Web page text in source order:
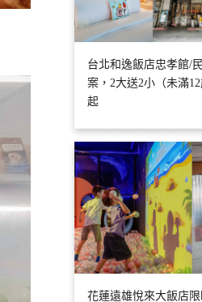
台北和逸飯店忠孝館/
案，2大送2小（未滿
起
花蓮遠雄悅來大飯店